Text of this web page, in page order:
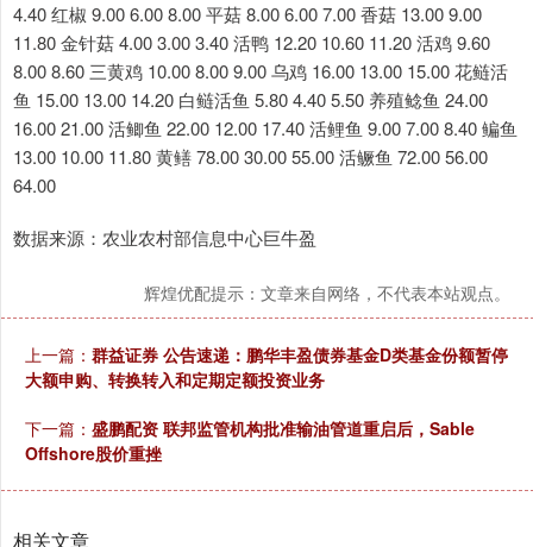
4.40 红椒 9.00 6.00 8.00 平菇 8.00 6.00 7.00 香菇 13.00 9.00
11.80 金针菇 4.00 3.00 3.40 活鸭 12.20 10.60 11.20 活鸡 9.60
8.00 8.60 三黄鸡 10.00 8.00 9.00 乌鸡 16.00 13.00 15.00 花鲢活
鱼 15.00 13.00 14.20 白鲢活鱼 5.80 4.40 5.50 养殖鲶鱼 24.00
16.00 21.00 活鲫鱼 22.00 12.00 17.40 活鲤鱼 9.00 7.00 8.40 鳊鱼
13.00 10.00 11.80 黄鳝 78.00 30.00 55.00 活鳜鱼 72.00 56.00
64.00
数据来源：农业农村部信息中心巨牛盈
辉煌优配提示：文章来自网络，不代表本站观点。
上一篇： 群益证券 公告速递：鹏华丰盈债券基金D类基金份额暂停
大额申购、转换转入和定期定额投资业务
下一篇： 盛鹏配资 联邦监管机构批准输油管道重启后，Sable
Offshore股价重挫
相关文章